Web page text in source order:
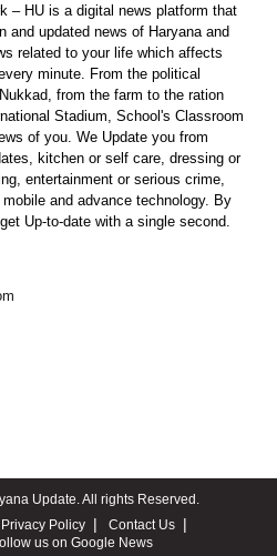
– HU is a digital news platform that
and updated news of Haryana and
related to your life which affects
minute. From the political
from the farm to the ration
Stadium, School's Classroom
of you. We Update you from
kitchen or self care, dressing or
entertainment or serious crime,
and advance technology. By
Up-to-date with a single second.
Update. All rights Reserved.
Privacy Policy
Contact Us
us on Google News